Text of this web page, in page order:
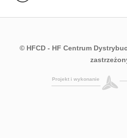
© HFCD - HF Centrum
Projekt i wykonanie